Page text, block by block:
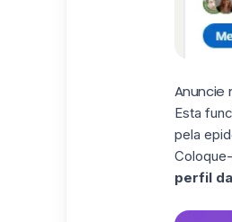
Anuncie
Esta
pela
perfil